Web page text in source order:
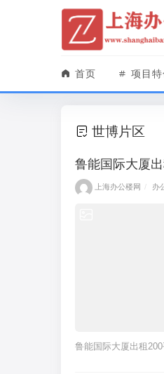
首页 项目特
世博片区
鲁能国际大厦
上海办公楼网 / 办
鲁能国际大厦出租